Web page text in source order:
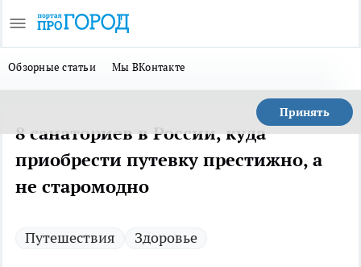
Обзорные статьи Мы ВКонтакте
Принять
8 санаториев в России, куда
приобрести путевку престижно, а
не старомодно
Путешествия Здоровье